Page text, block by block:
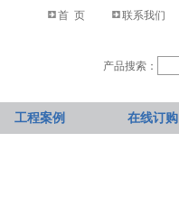
首 页 联系我们
产品搜索：
工程案例 在线订购